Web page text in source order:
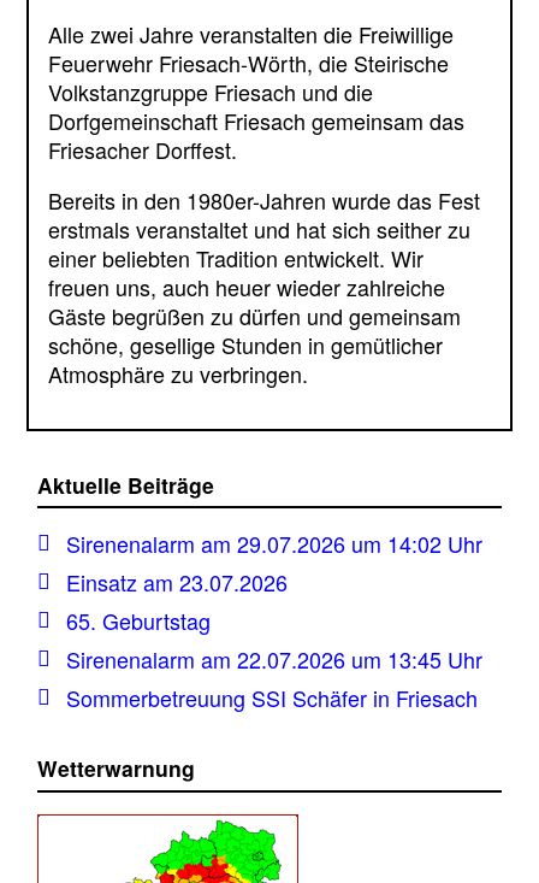
Alle zwei Jahre veranstalten die Freiwillige
Feuerwehr Friesach-Wörth, die Steirische
Volkstanzgruppe Friesach und die
Dorfgemeinschaft Friesach gemeinsam das
Friesacher Dorffest.
Bereits in den 1980er-Jahren wurde das Fest
erstmals veranstaltet und hat sich seither zu
einer beliebten Tradition entwickelt. Wir
freuen uns, auch heuer wieder zahlreiche
Gäste begrüßen zu dürfen und gemeinsam
schöne, gesellige Stunden in gemütlicher
Atmosphäre zu verbringen.
Aktuelle Beiträge
Sirenenalarm am 29.07.2026 um 14:02 Uhr
Einsatz am 23.07.2026
65. Geburtstag
Sirenenalarm am 22.07.2026 um 13:45 Uhr
Sommerbetreuung SSI Schäfer in Friesach
Wetterwarnung